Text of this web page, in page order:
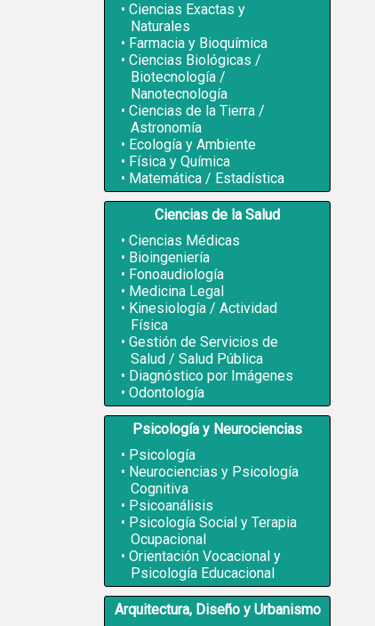
Ciencias Exactas y
Naturales
Farmacia y Bioquímica
Ciencias Biológicas /
Biotecnología /
Nanotecnología
Ciencias de la Tierra /
Astronomía
Ecología y Ambiente
Física y Química
Matemática / Estadística
Ciencias de la Salud
Ciencias Médicas
Bioingeniería
Fonoaudiología
Medicina Legal
Kinesiología / Actividad
Física
Gestión de Servicios de
Salud / Salud Pública
Diagnóstico por Imágenes
Odontología
Psicología y Neurociencias
Psicología
Neurociencias y Psicología
Cognitiva
Psicoanálisis
Psicología Social y Terapia
Ocupacional
Orientación Vocacional y
Psicología Educacional
Arquitectura, Diseño y Urbanismo